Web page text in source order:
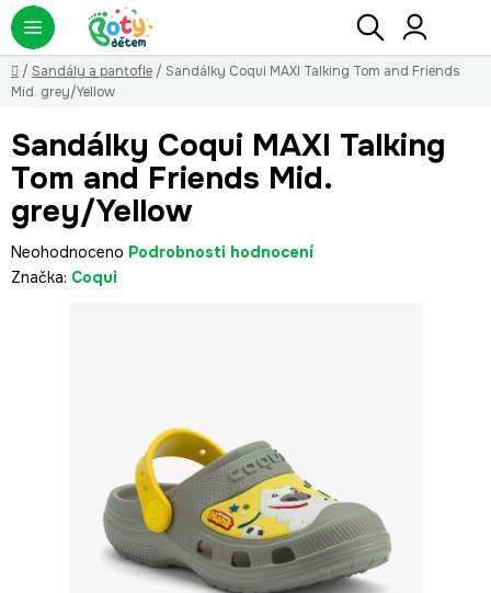
Přejít
na
obsah
Hledat
Domů
/ Sandály a pantofle / Sandálky Coqui MAXI Talking Tom and Friends
Mid. grey/Yellow
Sandálky Coqui MAXI Talking
Tom and Friends Mid.
grey/Yellow
Průměrné
hodnocení
Neohodnoceno Podrobnosti hodnocení
Značka: Coqui